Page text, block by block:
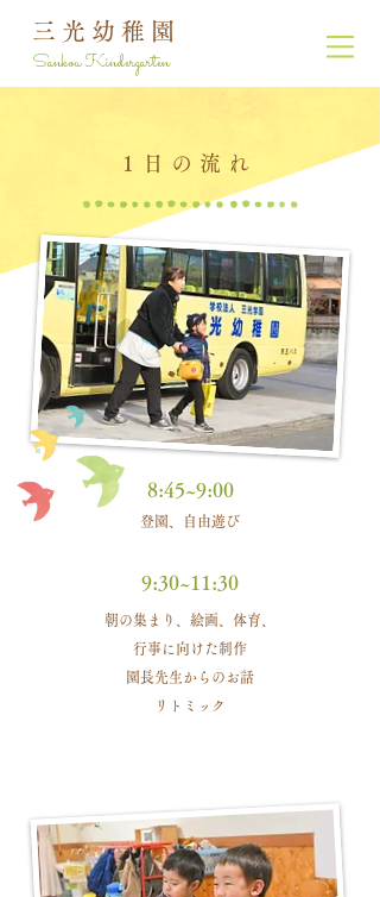
三光幼稚園
Sankou Kindergarten
1日の流れ
8:45~9:00
登園、自由遊び
9:30~11:30
朝の集まり、絵画、体育、
行事に向けた制作
園長先生からのお話
リトミック